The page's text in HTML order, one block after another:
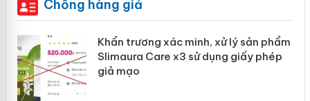
Chống hàng giả
Khẩn trương xác minh, xử lý sản phẩm
Slimaura Care x3 sử dụng giấy phép
giả mạo